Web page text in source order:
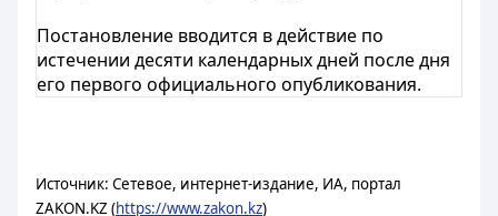
Постановление вводится в действие по
истечении десяти календарных дней после дня
его первого официального опубликования.
Источник: Сетевое, интернет-издание, ИА, портал
ZAKON.KZ (https://www.zakon.kz)